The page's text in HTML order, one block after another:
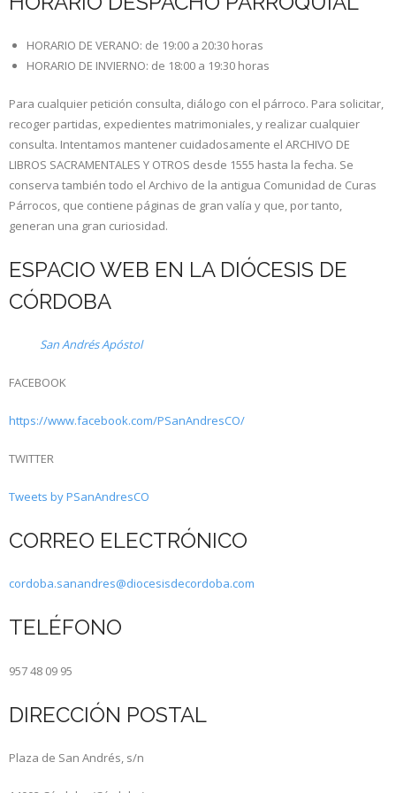
HORARIO DE VERANO: de 19:00 a 20:30 horas
HORARIO DE INVIERNO: de 18:00 a 19:30 horas
Para cualquier petición consulta, diálogo con el párroco. Para solicitar,
recoger partidas, expedientes matrimoniales, y realizar cualquier
consulta. Intentamos mantener cuidadosamente el ARCHIVO DE
LIBROS SACRAMENTALES Y OTROS desde 1555 hasta la fecha. Se
conserva también todo el Archivo de la antigua Comunidad de Curas
Párrocos, que contiene páginas de gran valía y que, por tanto,
generan una gran curiosidad.
ESPACIO WEB EN LA DIÓCESIS DE
CÓRDOBA
San Andrés Apóstol
FACEBOOK
https://www.facebook.com/PSanAndresCO/
TWITTER
Tweets by PSanAndresCO
CORREO ELECTRÓNICO
cordoba.sanandres@diocesisdecordoba.com
TELÉFONO
957 48 09 95
DIRECCIÓN POSTAL
Plaza de San Andrés, s/n